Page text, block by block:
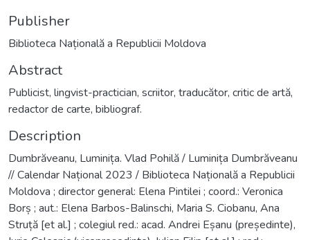
Publisher
Biblioteca Națională a Republicii Moldova
Abstract
Publicist, lingvist-practician, scriitor, traducător, critic de artă,
redactor de carte, bibliograf.
Description
Dumbrăveanu, Luminița. Vlad Pohilă / Luminița Dumbrăveanu
// Calendar Național 2023 / Biblioteca Națională a Republicii
Moldova ; director general: Elena Pintilei ; coord.: Veronica
Borș ; aut.: Elena Barbos-Balinschi, Maria S. Ciobanu, Ana
Struță [et al.] ; colegiul red.: acad. Andrei Eșanu (președinte),